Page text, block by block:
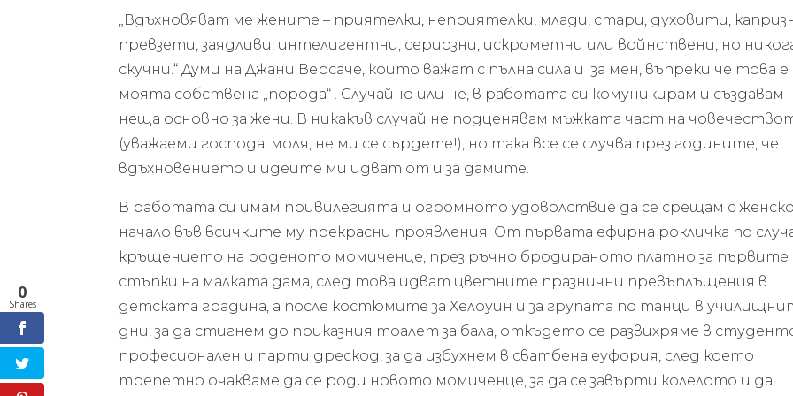
„Вдъхновяват ме жените – приятелки, неприятелки, млади, стари, духовити,
превзети, заядливи, интелигентни, сериозни, искрометни или войнствени, но
скучни.“ Думи на Джани Версаче, които важат с пълна сила и за мен, въпреки че това е
моята собствена „порода“ . Случайно или не, в работата си комуникирам и създавам
неща основно за жени. В никакъв случай не подценявам мъжката част на
(уважаеми господа, моля, не ми се сърдете!), но така все се случва през годините, че
вдъхновението и идеите ми идват от и за дамите.
В работата си имам привилегията и огромното удоволствие да се срещам с
начало във всичките му прекрасни проявления. От първата ефирна рокличка по
кръщението на роденото момиченце, през ръчно бродираното платно за първите
стъпки на малката дама, след това идват цветните празнични превъплъщения в
детската градина, а после костюмите за Хелоуин и за групата по танци в
дни, за да стигнем до приказния тоалет за бала, откъдето се развихряме в
професионален и парти дрескод, за да избухнем в сватбена еуфория, след което
трепетно очакваме да се роди новото момиченце, за да се завърти колелото и да
0
Shares